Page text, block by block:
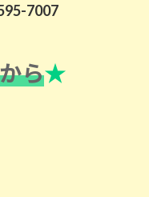
7007
ら★